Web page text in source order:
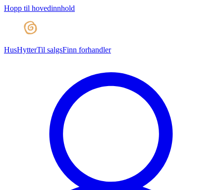
Hopp til hovedinnhold
HusHytterTil salgsFinn forhandler